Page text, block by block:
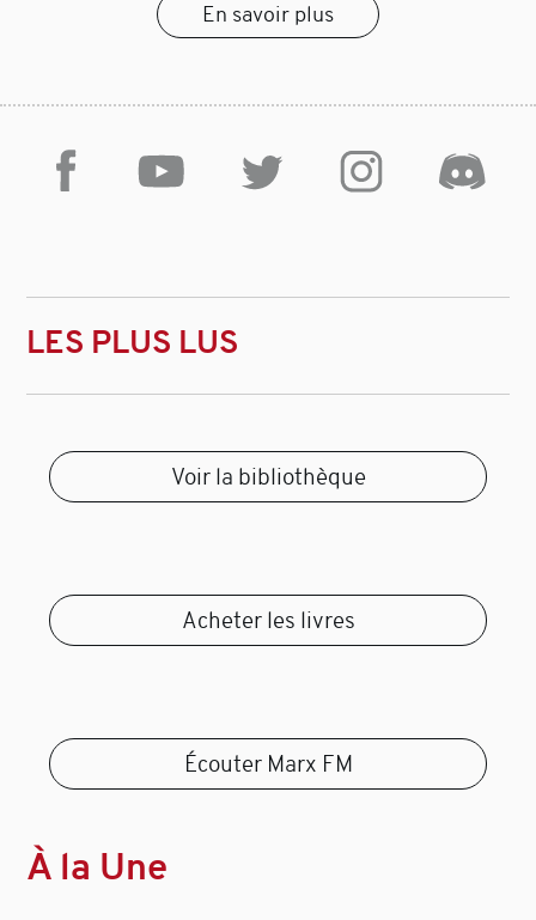
À la Une
En savoir plus
LES PLUS LUS
Voir la bibliothèque
Acheter les livres
Écouter Marx FM